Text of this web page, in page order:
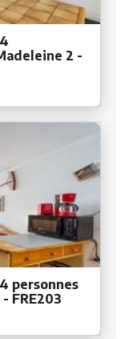
2 -
personnes
FRE203